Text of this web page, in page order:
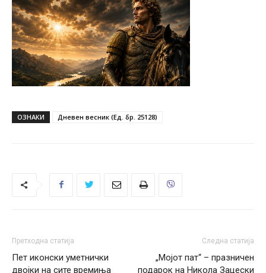
ОЗНАКИ Дневен весник (Ед. бр. 25128)
Претходна статија
Пет иконски уметнички
двојки на сите времиња
Следна статија
„Мојот пат“ – празничен
подарок на Никола Зацески